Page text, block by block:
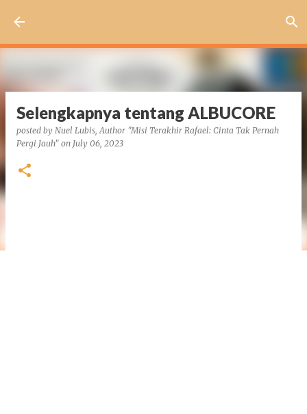
Selengkapnya tentang ALBUCORE
posted by Nuel Lubis, Author "Misi Terakhir Rafael: Cinta Tak Pernah
Pergi Jauh" on July 06, 2023